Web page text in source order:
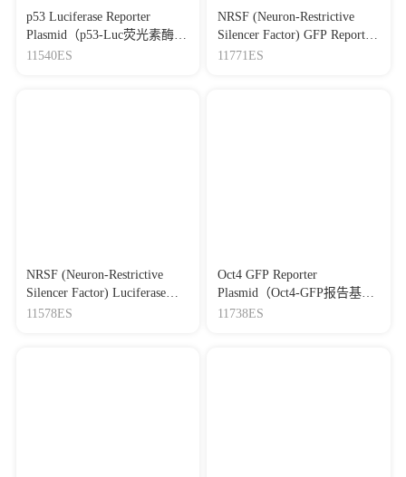
p53 Luciferase Reporter
Plasmid（p53-Luc荧光素酶报
告基因质粒）
11540ES
NRSF (Neuron-Restrictive
Silencer Factor) GFP Reporter
Plasmid（NRSF-GFP报告基
11771ES
NRSF (Neuron-Restrictive
Silencer Factor) Luciferase
Reporter Plasmid（NRSF-Luc
11578ES
Oct4 GFP Reporter
Plasmid（Oct4-GFP报告基因
质粒）
11738ES